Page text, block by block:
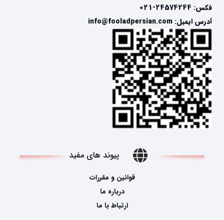
فکس: 24574244-021
آدرس ایمیل: info@fooladpersian.com
پیوند های مفید
قوانین و مقررات
درباره ما
ارتباط با ما